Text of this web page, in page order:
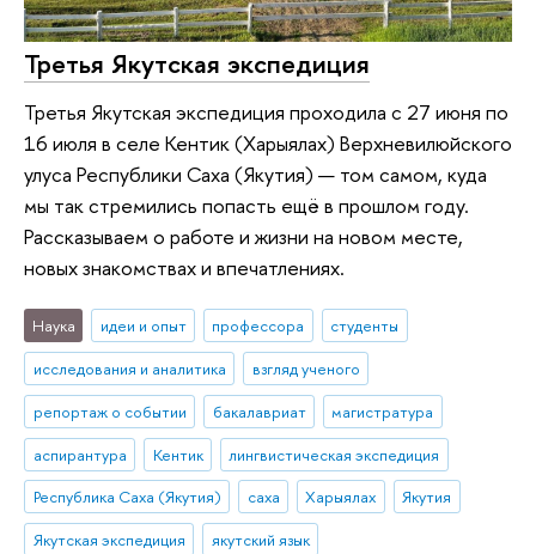
Третья Якутская экспедиция
Третья Якутская экспедиция проходила с 27 июня по
16 июля в селе Кентик (Харыялах) Верхневилюйского
улуса Республики Саха (Якутия) — том самом, куда
мы так стремились попасть ещё в прошлом году.
Рассказываем о работе и жизни на новом месте,
новых знакомствах и впечатлениях.
Наука идеи и опыт профессора
студенты
исследования и аналитика
взгляд ученого
репортаж о событии
бакалавриат
магистратура
аспирантура
Кентик
лингвистическая экспедиция
Республика Саха (Якутия)
саха Харыялах
Якутия
Якутская экспедиция
якутский язык